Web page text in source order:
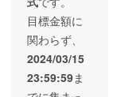
は、税
込、送
料込み
の価格
です。
cm）：
11X20.
5X2.5 ※
プロ
ジェク
ト期間
中の特
別価格
目標金額に
関わらず、
2024/03/15
23:59:59ま